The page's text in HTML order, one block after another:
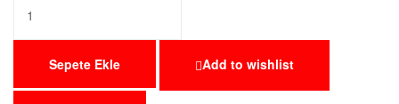
Sepete Ekle Add to wishlist